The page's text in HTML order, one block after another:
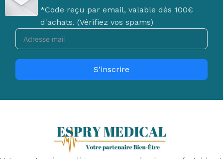
*Code reçu par email, valable dès 100€
d'achats. (Vérifiez vos spams)
S'inscrire